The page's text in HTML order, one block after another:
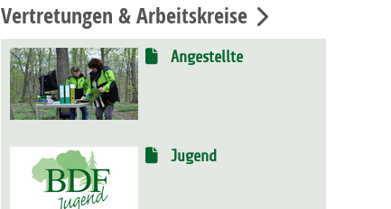
Vertretungen & Arbeitskreise
Angestellte
Jugend